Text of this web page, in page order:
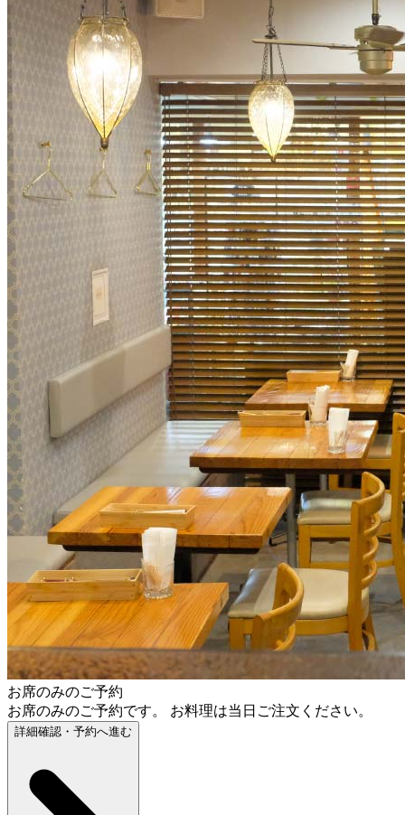
お席のみのご予約
お席のみのご予約です。 お料理は当日ご注文ください。
詳細確認・予約へ進む